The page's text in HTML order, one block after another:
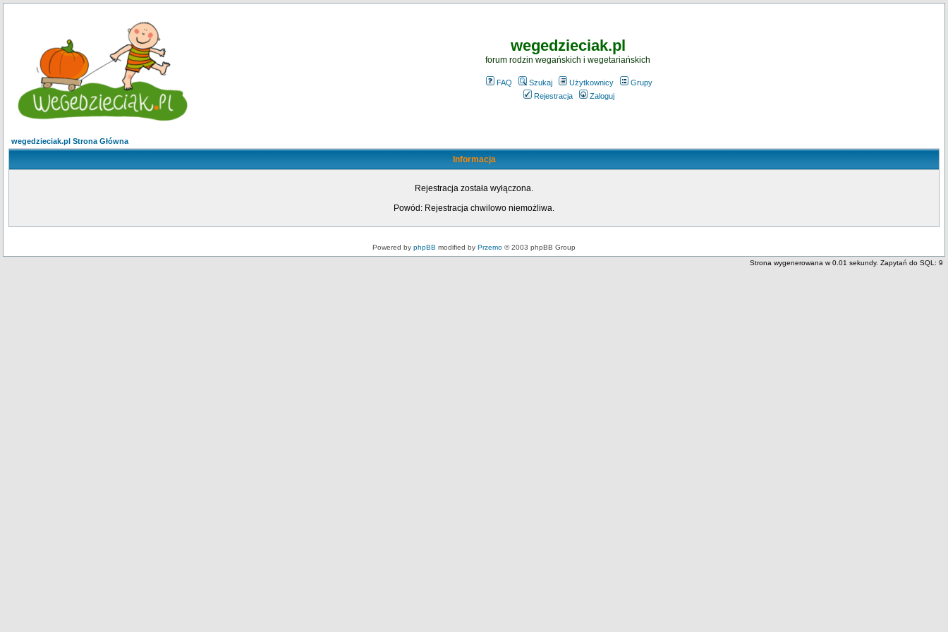
wegedzieciak.pl
forum rodzin wegańskich i wegetariańskich
FAQ Szukaj Użytkownicy
Grupy
Rejestracja
Zaloguj
wegedzieciak.pl Strona Główna
Informacja
Rejestracja została wyłączona.
Powód: Rejestracja chwilowo niemożliwa.
Powered by phpBB modified by Przemo © 2003 phpBB Group
Strona wygenerowana w 0.01 sekundy. Zapytań do SQL: 9